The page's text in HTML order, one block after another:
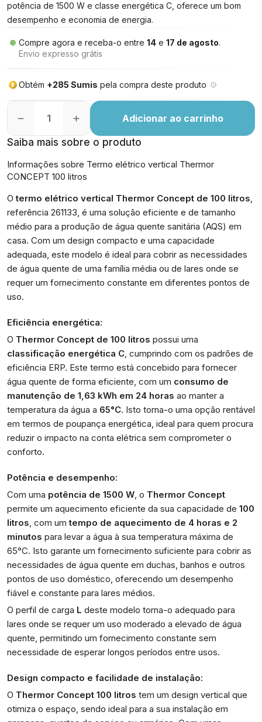
potência de 1500 W e classe energética C, oferece um bom
desempenho e economia de energia.
Compre agora e receba-o entre 14 e 17 de agosto.
Envio expresso grátis
Obtém +285 Sumis pela compra deste produto
Adicionar ao carrinho
Saiba mais sobre o produto
Informações sobre Termo elétrico vertical Thermor
CONCEPT 100 litros
Otermo elétrico vertical Thermor Concept de 100 litros,
referência 261133, é uma solução eficiente e de tamanho
médio para a produção de água quente sanitária (AQS) em
casa. Com um design compacto e uma capacidade
adequada, este modelo é ideal para cobrir as necessidades
de água quente de uma família média ou de lares onde se
requer um fornecimento constante em diferentes pontos de
uso.
Eficiência energética:
O Thermor Concept de 100 litros possui uma
classificação energética C, cumprindo com os padrões de
eficiência ERP. Este termo está concebido para fornecer
água quente de forma eficiente, com um consumo de
manutenção de 1,63 kWh em 24 horas ao manter a
temperatura da água a 65°C. Isto torna-o uma opção rentável
em termos de poupança energética, ideal para quem procura
reduzir o impacto na conta elétrica sem comprometer o
conforto.
Potência e desempenho:
Com uma potência de 1500 W, o Thermor Concept
permite um aquecimento eficiente da sua capacidade de 100
litros, com umtempo de aquecimento de 4 horas e 2
minutos para levar a água à sua temperatura máxima de
65°C. Isto garante um fornecimento suficiente para cobrir as
necessidades de água quente em duchas, banhos e outros
pontos de uso doméstico, oferecendo um desempenho
fiável e constante para lares médios.
O perfil de carga L deste modelo torna-o adequado para
lares onde se requer um uso moderado a elevado de água
quente, permitindo um fornecimento constante sem
necessidade de esperar longos períodos entre usos.
Design compacto e facilidade de instalação:
O Thermor Concept 100 litros tem um design vertical que
otimiza o espaço, sendo ideal para a sua instalação em